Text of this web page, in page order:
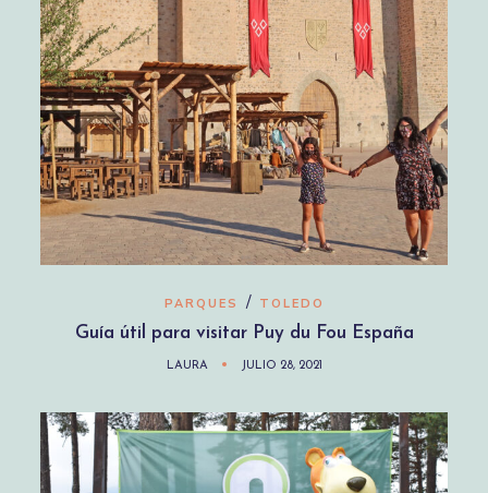
PARQUES / TOLEDO
Guía útil para visitar Puy du Fou España
LAURA JULIO 28, 2021